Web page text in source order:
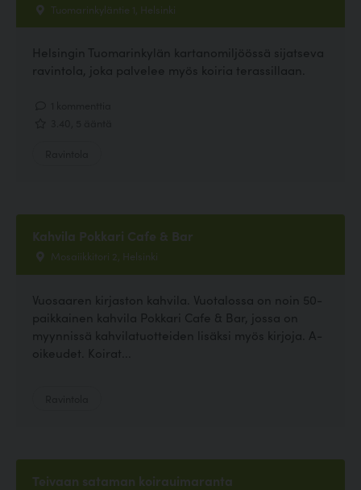
Tuomarinkyläntie 1, Helsinki
Helsingin Tuomarinkylän kartanomiljöössä sijatseva
ravintola, joka palvelee myös koiria terassillaan.
Kahvila Pokkari Cafe & Bar
Mosaiikkitori 2, Helsinki
Vuosaaren kirjaston kahvila. Vuotalossa on noin 50-
paikkainen kahvila Pokkari Cafe & Bar, jossa on
myynnissä kahvilatuotteiden lisäksi myös kirjoja. A-
oikeudet. Koirat...
Teivaan sataman koirauimaranta